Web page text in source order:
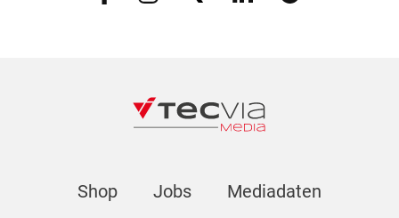
Shop Jobs Mediadaten